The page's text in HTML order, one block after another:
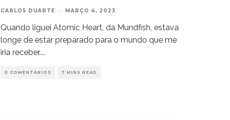
CARLOS DUARTE · MARÇO 4, 2023
Quando liguei Atomic Heart, da Mundfish, estava
longe de estar preparado para o mundo que me
iria receber....
0 COMENTÁRIOS 7 MINS READ